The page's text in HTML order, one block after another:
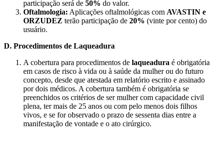
participação será de 50% do valor.
Oftalmologia: Aplicações oftalmológicas com AVASTIN e
ORZUDEZ terão participação de 20% (vinte por cento) do
usuário.
D. Procedimentos de Laqueadura
A cobertura para procedimentos de laqueadura é obrigatória
em casos de risco à vida ou à saúde da mulher ou do futuro
concepto, desde que atestada em relatório escrito e assinado
por dois médicos. A cobertura também é obrigatória se
preenchidos os critérios de ser mulher com capacidade civil
plena, ter mais de 25 anos ou com pelo menos dois filhos
vivos, e se for observado o prazo de sessenta dias entre a
manifestação de vontade e o ato cirúrgico.